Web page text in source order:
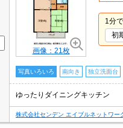
画像：21枚
1分
初
写真いろいろ 南向き 独立洗面台
ゆったりダイニングキッチン
株式会社センデン エイブルネットワー